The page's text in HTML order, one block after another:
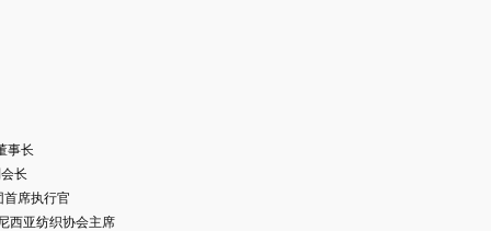
事长
会副会长
执行官
西亚纺织协会主席